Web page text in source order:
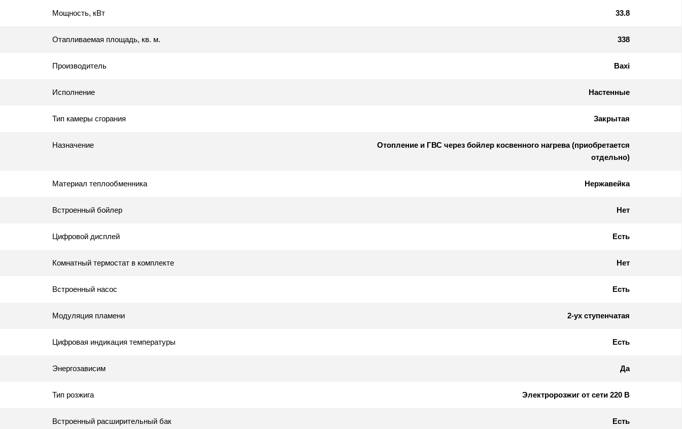
Мощность, кВт 33.8
Отапливаемая площадь, кв. м. 338
Производитель Baxi
Исполнение Настенные
Тип камеры сгорания Закрытая
Назначение
Отопление и ГВС через бойлер косвенного нагрева (приобретается
отдельно)
Материал теплообменника Нержавейка
Встроенный бойлер Нет
Цифровой дисплей Есть
Комнатный термостат в комплекте Нет
Встроенный насос Есть
Модуляция пламени 2-ух ступенчатая
Цифровая индикация температуры Есть
Энергозависим Да
Тип розжига Электророзжиг от сети 220 В
Встроенный расширительный бак Есть